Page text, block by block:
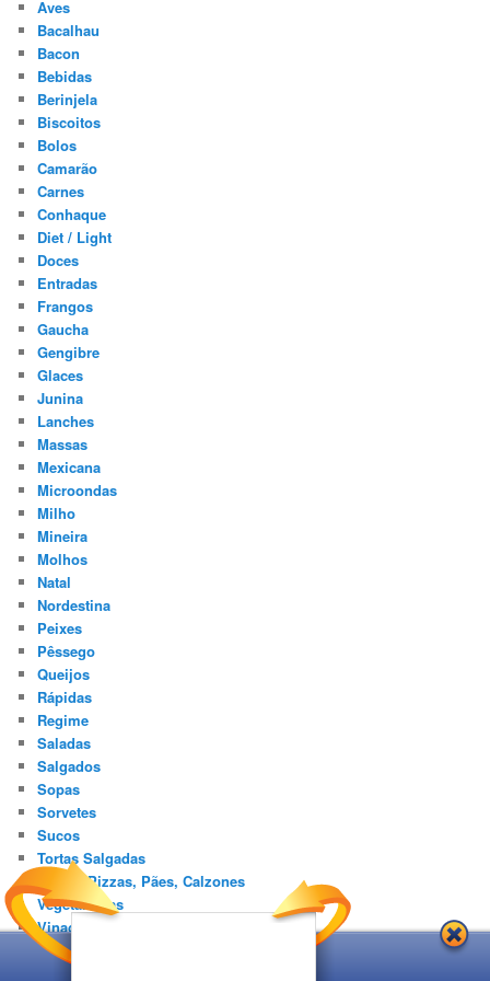
Aves
Bacalhau
Bacon
Bebidas
Berinjela
Biscoitos
Bolos
Camarão
Carnes
Conhaque
Diet / Light
Doces
Entradas
Frangos
Gaucha
Gengibre
Glaces
Junina
Lanches
Massas
Mexicana
Microondas
Milho
Mineira
Molhos
Natal
Nordestina
Peixes
Pêssego
Queijos
Rápidas
Regime
Saladas
Salgados
Sopas
Sorvetes
Sucos
Tortas Salgadas
Tortas, Pizzas, Pães, Calzones
Vegetarianas
Vinagre
Vinho